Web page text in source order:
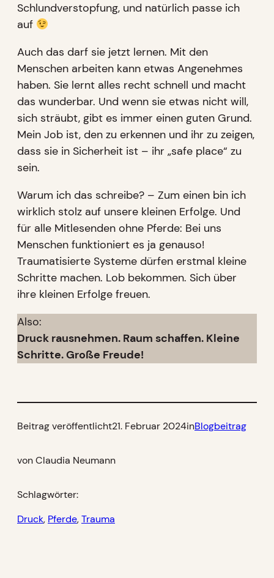
Schlundverstopfung, und natürlich passe ich
auf
Auch das darf sie jetzt lernen. Mit den
Menschen arbeiten kann etwas Angenehmes
haben. Sie lernt alles recht schnell und macht
das wunderbar. Und wenn sie etwas nicht will,
sich sträubt, gibt es immer einen guten Grund.
Mein Job ist, den zu erkennen und ihr zu zeigen,
dass sie in Sicherheit ist – ihr „safe place“ zu
sein.
Warum ich das schreibe? – Zum einen bin ich
wirklich stolz auf unsere kleinen Erfolge. Und
für alle Mitlesenden ohne Pferde: Bei uns
Menschen funktioniert es ja genauso!
Traumatisierte Systeme dürfen erstmal kleine
Schritte machen. Lob bekommen. Sich über
ihre kleinen Erfolge freuen.
Also:
Druck rausnehmen. Raum schaffen. Kleine
Schritte. Große Freude!
Beitrag veröffentlicht21. Februar 2024inBlogbeitrag
von Claudia Neumann
Schlagwörter:
Druck, Pferde, Trauma